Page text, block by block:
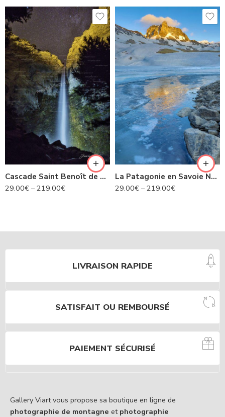
Cascade Saint Benoît de nuit- Avrieux N°424
29.00€ –219.00€
La Patagonie en Savoie N°435
29.00€ –219.00€
LIVRAISON RAPIDE
SATISFAIT OU REMBOURSÉ
PAIEMENT SÉCURISÉ
Gallery Viart vous propose sa boutique en ligne de
photographie de montagne et photographie